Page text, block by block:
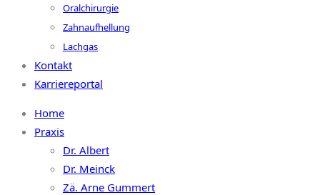
Oralchirurgie
Zahnaufhellung
Lachgas
Kontakt
Karriereportal
Home
Praxis
Dr. Albert
Dr. Meinck
Zä. Arne Gummert